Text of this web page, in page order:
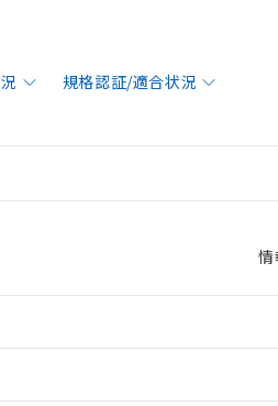
規格認証/適合状況